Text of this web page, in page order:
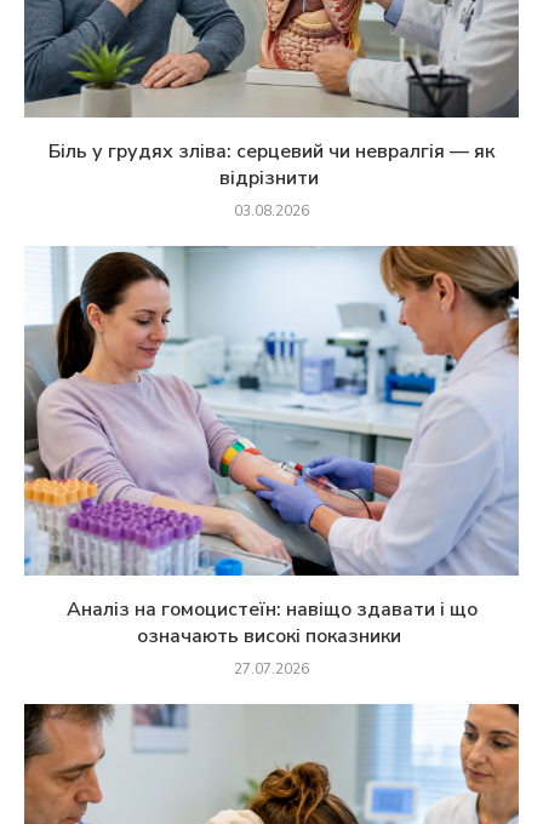
Біль у грудях зліва: серцевий чи невралгія — як
відрізнити
03.08.2026
Аналіз на гомоцистеїн: навіщо здавати і що
означають високі показники
27.07.2026